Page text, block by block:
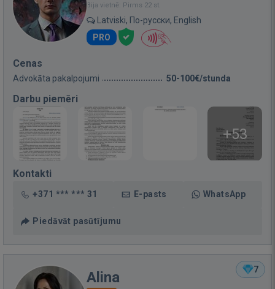
Bija vietnē: Pirms 22 st.
Latviski, По-русски, English
PRO
Cenas
Advokāta pakalpojumi 50-100€/stunda
Darbu piemēri
+53
Kontakti
+371 *** *** 31 E-pasts WhatsApp
Piedāvāt pasūtījumu
7
Alina